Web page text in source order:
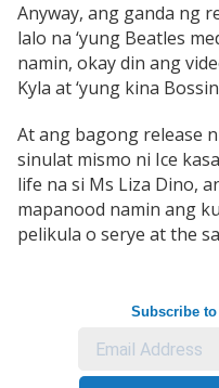
Anyway, ang ganda ng
lalo na ‘yung Beatles
namin, okay din ang
Kyla at ‘yung kina
At ang bagong release
sinulat mismo ni Ice
life na si Ms Liza Dino,
mapanood namin ang
pelikula o serye at the
Subscribe